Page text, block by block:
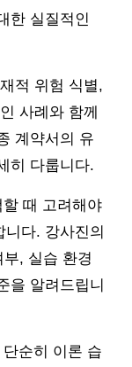
한 실질적인
적 위험 식별,
사례와 함께
계약서의 유
히 다룹니다.
때 고려해야
다. 강사진의
, 실습 환경
을 알려드립니
순히 이론 습